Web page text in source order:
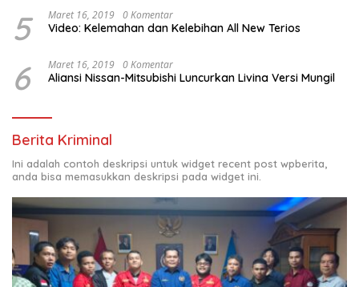
5 Maret 16, 2019 0 Komentar
Video: Kelemahan dan Kelebihan All New Terios
6 Maret 16, 2019 0 Komentar
Aliansi Nissan-Mitsubishi Luncurkan Livina Versi Mungil
Berita Kriminal
Ini adalah contoh deskripsi untuk widget recent post wpberita,
anda bisa memasukkan deskripsi pada widget ini.